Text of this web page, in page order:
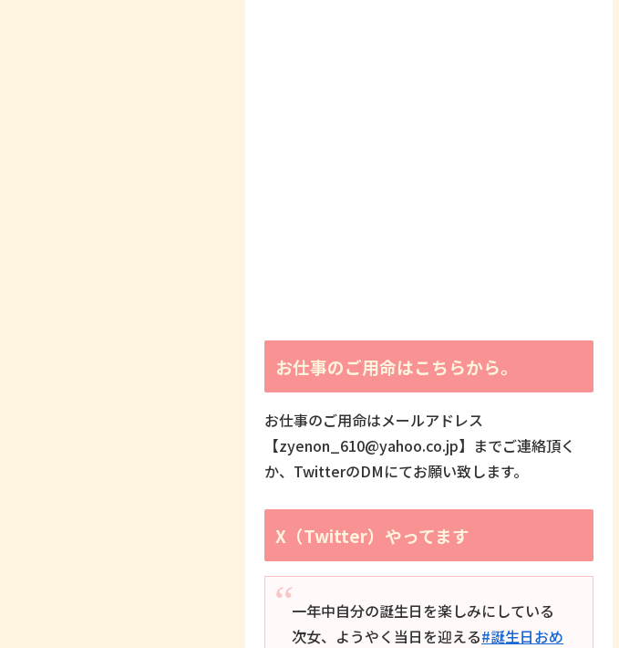
お仕事のご用命はこちらから。
お仕事のご用命はメールアドレス
【zyenon_610@yahoo.co.jp】までご連絡頂く
か、TwitterのDMにてお願い致します。
X（Twitter）やってます
一年中自分の誕生日を楽しみにしている
次女、ようやく当日を迎える#誕生日おめ